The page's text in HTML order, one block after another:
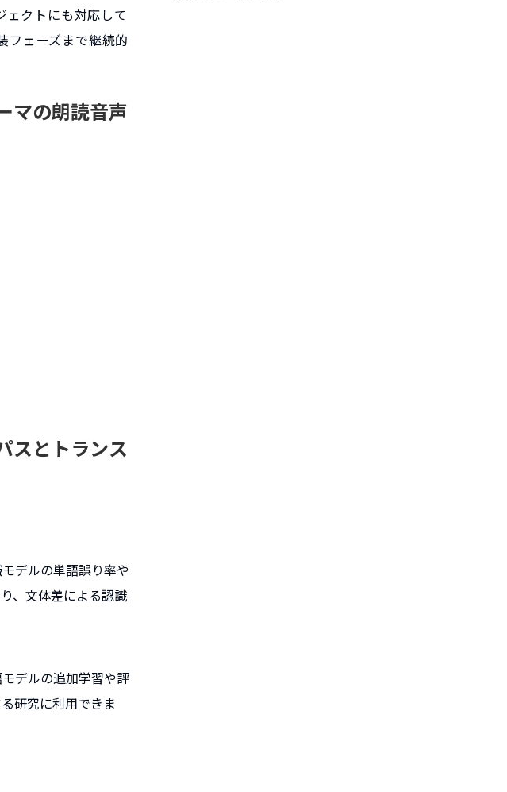
クトにも対応して
フェーズまで継続的
マの朗読音声
スとトランス
デルの単語誤り率や
、文体差による認識
デルの追加学習や評
研究に利用できま